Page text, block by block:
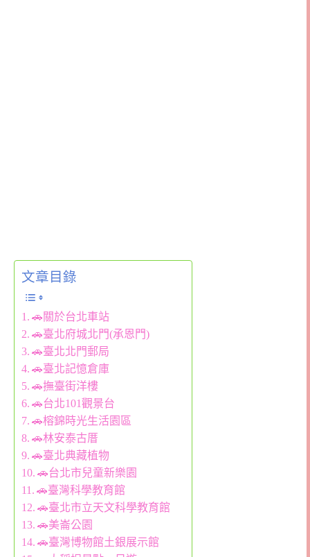
文章目錄
🚗關於台北車站
🚗臺北府城北門(承恩門)
🚗臺北北門郵局
🚗臺北記憶倉庫
🚗撫臺街洋樓
🚗台北101觀景台
🚗榕錦時光生活園區
🚗林安泰古厝
🚗臺北典藏植物
🚗台北市兒童新樂園
🚗臺灣科學教育館
🚗臺北市立天文科學教育館
🚗美崙公園
🚗臺灣博物館土銀展示館